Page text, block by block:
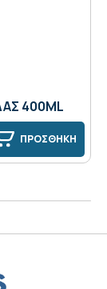
400ΜL
ΠΡΟΣΘΗΚΗ